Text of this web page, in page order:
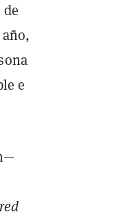
e